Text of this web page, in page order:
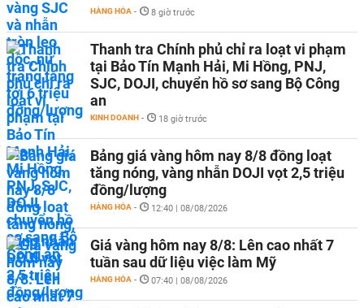
HÀNG HÓA - 8 giờ trước
Thanh tra Chính phủ chỉ ra loạt vi phạm
tại Bảo Tín Mạnh Hải, Mi Hồng, PNJ,
SJC, DOJI, chuyển hồ sơ sang Bộ Công
an
KINH DOANH - 18 giờ trước
Bảng giá vàng hôm nay 8/8 đồng loạt
tăng nóng, vàng nhẫn DOJI vọt 2,5 triệu
đồng/lượng
HÀNG HÓA - 12:40 | 08/08/2026
Giá vàng hôm nay 8/8: Lên cao nhất 7
tuần sau dữ liệu việc làm Mỹ
HÀNG HÓA - 07:40 | 08/08/2026